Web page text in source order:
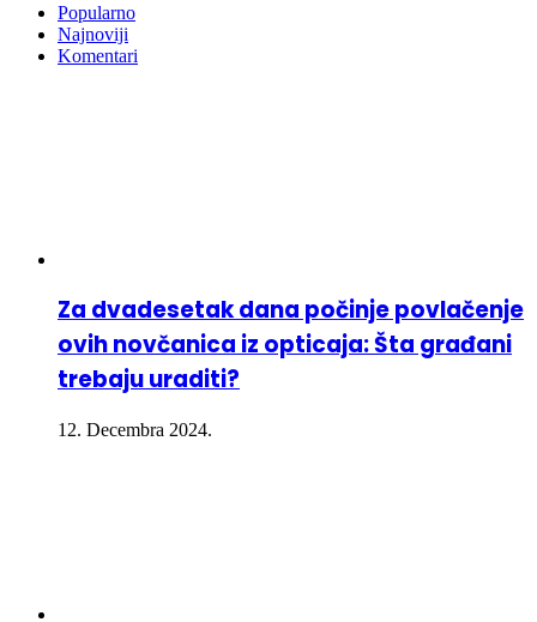
Popularno
Najnoviji
Komentari
Za dvadesetak dana počinje povlačenje
ovih novčanica iz opticaja: Šta građani
trebaju uraditi?
12. Decembra 2024.